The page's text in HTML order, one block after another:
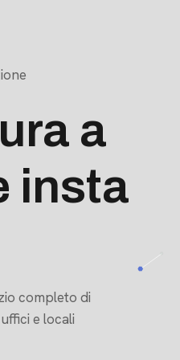
a
insta
completo di
e locali